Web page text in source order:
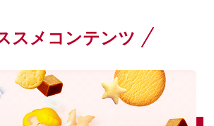
スメコンテンツ